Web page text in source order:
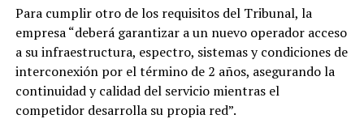
Para cumplir otro de los requisitos del Tribunal, la
empresa “deberá garantizar a un nuevo operador acceso
a su infraestructura, espectro, sistemas y condiciones de
interconexión por el término de 2 años, asegurando la
continuidad y calidad del servicio mientras el
competidor desarrolla su propia red”.